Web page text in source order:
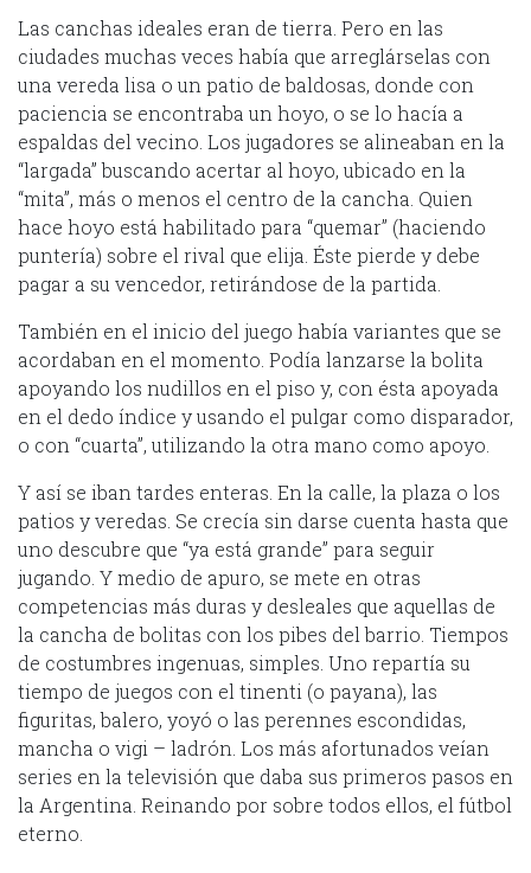
Las canchas ideales eran de tierra. Pero en las
ciudades muchas veces había que arreglárselas con
una vereda lisa o un patio de baldosas, donde con
paciencia se encontraba un hoyo, o se lo hacía a
espaldas del vecino. Los jugadores se alineaban en la
“largada” buscando acertar al hoyo, ubicado en la
“mita”, más o menos el centro de la cancha. Quien
hace hoyo está habilitado para “quemar” (haciendo
puntería) sobre el rival que elija. Éste pierde y debe
pagar a su vencedor, retirándose de la partida.
También en el inicio del juego había variantes que se
acordaban en el momento. Podía lanzarse la bolita
apoyando los nudillos en el piso y, con ésta apoyada
en el dedo índice y usando el pulgar como disparador,
o con “cuarta”, utilizando la otra mano como apoyo.
Y así se iban tardes enteras. En la calle, la plaza o los
patios y veredas. Se crecía sin darse cuenta hasta que
uno descubre que “ya está grande” para seguir
jugando. Y medio de apuro, se mete en otras
competencias más duras y desleales que aquellas de
la cancha de bolitas con los pibes del barrio. Tiempos
de costumbres ingenuas, simples. Uno repartía su
tiempo de juegos con el tinenti (o payana), las
figuritas, balero, yoyó o las perennes escondidas,
mancha o vigi – ladrón. Los más afortunados veían
series en la televisión que daba sus primeros pasos en
la Argentina. Reinando por sobre todos ellos, el fútbol
eterno.